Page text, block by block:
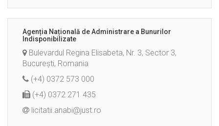
Agenția Națională de Administrare a Bunurilor
Indisponibilizate
Bulevardul Regina Elisabeta, Nr. 3, Sector 3,
București, Romania
(+4) 0372 573 000
(+4) 0372 271 435
licitatii.anabi@just.ro